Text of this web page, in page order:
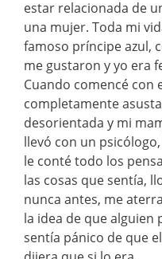
estar relacionada de
una mujer. Toda mi
famoso príncipe azul,
me gustaron y yo era
Cuando comencé con
completamente
desorientada y mi
llevó con un
le conté todo los
las cosas que sentía,
nunca antes, me
la idea de que alguien
sentía pánico de que